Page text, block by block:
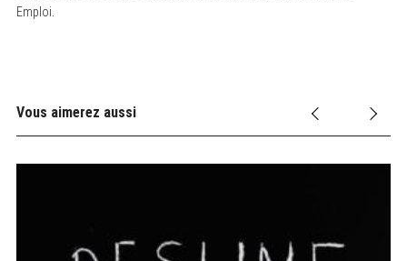
Emploi.
Vous aimerez aussi